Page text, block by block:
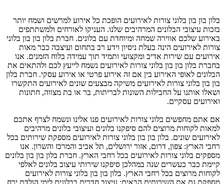
בלון בון בון בלוני צורות לאירועים הופכת כל אירוע למרשים ושמח יותר
בזכות עיצובי הבלונים המרהיבים שלנו. העניקו לאורחים ולמשתתפים
באירוע שלכם אווירה שמחה ומיוחדת עם בלונים. חברת בלון בון בון בלוני
צורות לאירועים הינה בעלת ניסיון וידע רב בתחום ועיצבה כבר מאות
אירועים עם שירות אדיב ומקצועי ותמיד תוך עמידה בלוח הזמנים. אנו
בחברת בלון בון בון בלוני צורות לאירועים נשמח לייעץ לכם ולהתאים את
הבלונים לאופי האירוע בין אם זה אירוע פרטי או אירוע עסקי. חברת בלון
בון בון בלוני צורות לאירועים משיקה מבצעים שונים לאירועים התקשרו
ושאלו אותנו על החבילות השונות לבריתות, בר או בת מצווה, חתונות
ואירועים עסקיים.
אם אתם מחפשים בלוני צורות לאירועים פנו אלינו ונשמח לצרף אתכם
למאות לקוחות מרוצים להם סיפקנו בלונים ועיצובי בלונים מרהיבים
לאירועים שונים. בלון בון בון בלוני צורות לאירועים מספקת שירותים בכל
רחבי הארץ: צפון, דרום, אזור ירושלים, תל אביב והמרכז והשרון. אנו
מספקים בלוני צורות לאירועים בכל רחבי הארץ. חברת בלון בון בון בלונים
קיימת כבר כעשרים שנה במהלכן סיפקנו שירותי עיצוב בלונים לאלפי
לקוחות מרוצים בכל רחבי הארץ. בלון בון בון בלוני צורות לאירועים